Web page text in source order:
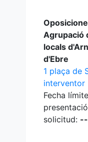
Agrupació
locals
d'Ebre
1 plaça de
interventor
Fecha
solicitud: